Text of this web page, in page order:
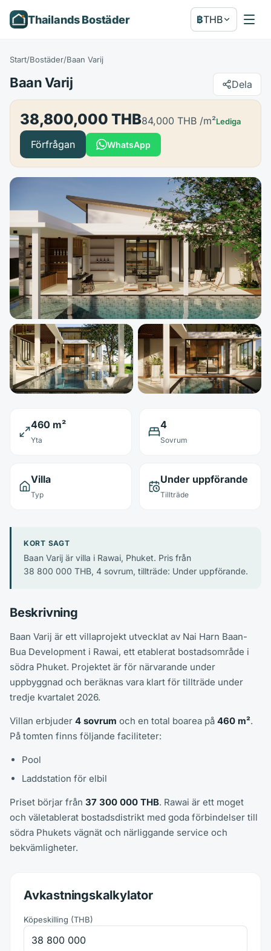
Thailands Bostäder ฿THB
Start/Bostäder/Baan Varij
Baan Varij Dela
38,800,000 THB84,000 THB /m²Lediga
Förfrågan WhatsApp
460 m²
Yta
4
Sovrum
Villa
Typ
Under uppförande
Tillträde
KORT SAGT
Baan Varij är villa i Rawai, Phuket. Pris från
38 800 000 THB, 4 sovrum, tillträde: Under uppförande.
Beskrivning
Baan Varij är ett villaprojekt utvecklat av Nai Harn Baan-
Bua Development i Rawai, ett etablerat bostadsområde i
södra Phuket. Projektet är för närvarande under
uppbyggnad och beräknas vara klart för tillträde under
tredje kvartalet 2026.
Villan erbjuder 4 sovrum och en total boarea på 460 m².
På tomten finns följande faciliteter:
Pool
Laddstation för elbil
Priset börjar från 37 300 000 THB. Rawai är ett moget
och väletablerat bostadsdistrikt med goda förbindelser till
södra Phukets vägnät och närliggande service och
bekvämligheter.
Avkastningskalkylator
Köpeskilling (THB)